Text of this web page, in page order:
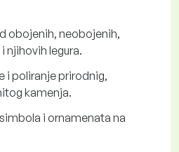
obojenih, neobojenih,
njihovih legura.
i poliranje prirodnig,
kamenja.
i ornamenata na